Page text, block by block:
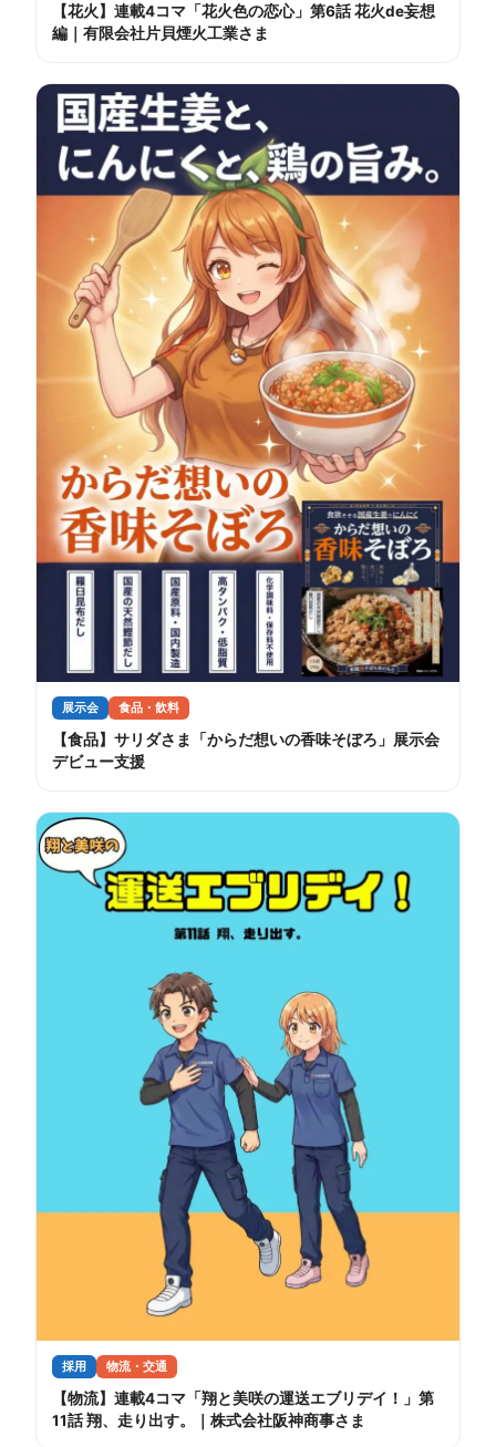
【花火】連載4コマ「花火色の恋心」第6話 花火de妄想
編｜有限会社片貝煙火工業さま
展示会 食品・飲料
【食品】サリダさま「からだ想いの香味そぼろ」展示会
デビュー支援
採用 物流・交通
【物流】連載4コマ「翔と美咲の運送エブリデイ！」第
11話 翔、走り出す。｜株式会社阪神商事さま